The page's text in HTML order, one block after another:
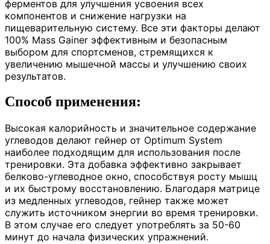
ферментов для улучшения усвоения всех
компонентов и снижение нагрузки на
пищеварительную систему. Все эти факторы делают
100% Mass Gainer эффективным и безопасным
выбором для спортсменов, стремящихся к
увеличению мышечной массы и улучшению своих
результатов.
Способ применения:
Высокая калорийность и значительное содержание
углеводов делают гейнер от Optimum System
наиболее подходящим для использования после
тренировки. Эта добавка эффективно закрывает
белково-углеводное окно, способствуя росту мышц
и их быстрому восстановлению. Благодаря матрице
из медленных углеводов, гейнер также может
служить источником энергии во время тренировки.
В этом случае его следует употреблять за 50-60
минут до начала физических упражнений.